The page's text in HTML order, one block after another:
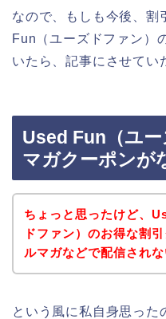
なので、もしも今後、割
Fun（ユーズドファン）
いたら、記事にさせてい
Used Fun（ユ
マガクーポンが
ちょっと思ったけど、
ドファン）のお得な割
ルマガなどで配信され
という風に私自身思った